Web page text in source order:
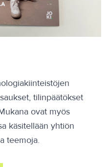
tilinpäätökset
ovat myös
käsitellään yhtiön
teemoja.